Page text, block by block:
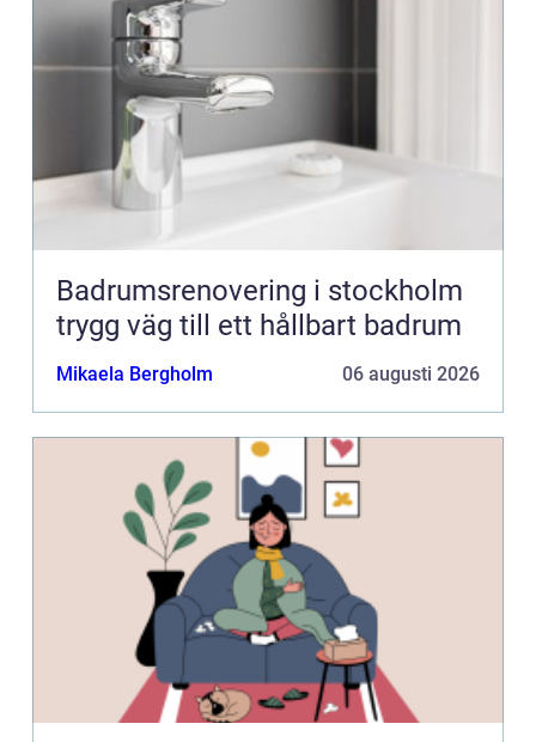
Badrumsrenovering i stockholm
trygg väg till ett hållbart badrum
Mikaela Bergholm 06 augusti 2026